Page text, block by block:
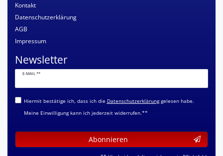
Kontakt
Datenschutzerklärung
AGB
Impressum
Newsletter
E-MAIL **
Newsletter
Honig
Hiermit bestätige ich, dass ich die Daten­schutz­erklärunggelesen habe.
Meine Einwilligung kann ich jederzeit widerrufen.**
Abonnieren